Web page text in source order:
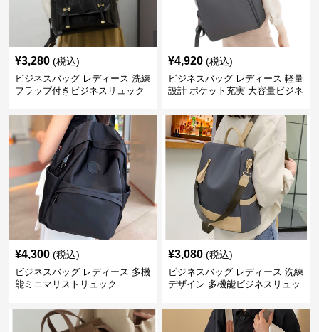
¥3,280 (税込)
ビジネスバッグ レディース 洗練
フラップ付きビジネスリュック
¥4,920 (税込)
ビジネスバッグ レディース 軽量
設計 ポケット充実 大容量ビジネ
¥4,300 (税込)
ビジネスバッグ レディース 多機
能ミニマリストリュック
¥3,080 (税込)
ビジネスバッグ レディース 洗練
デザイン 多機能ビジネスリュッ